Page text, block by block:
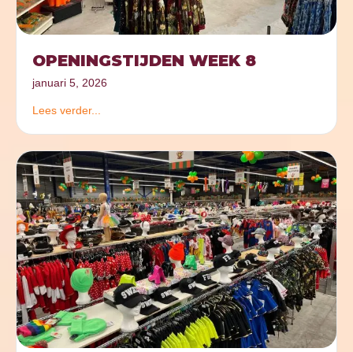
OPENINGSTIJDEN WEEK 8
januari 5, 2026
Lees verder...